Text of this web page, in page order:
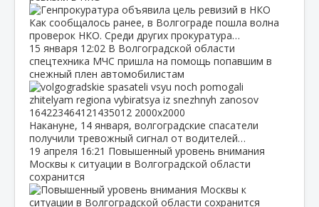
Как сообщалось ранее, в Волгограде пошла волна
проверок НКО. Среди других прокуратура…
15 января 12:02 В Волгоградской области
спецтехника МЧС пришла на помощь попавшим в
снежный плен автомобилистам
Накануне, 14 января, волгоградские спасатели
получили тревожный сигнал от водителей…
19 апреля 16:21 Повышенный уровень внимания
Москвы к ситуации в Волгоградской области
сохранится